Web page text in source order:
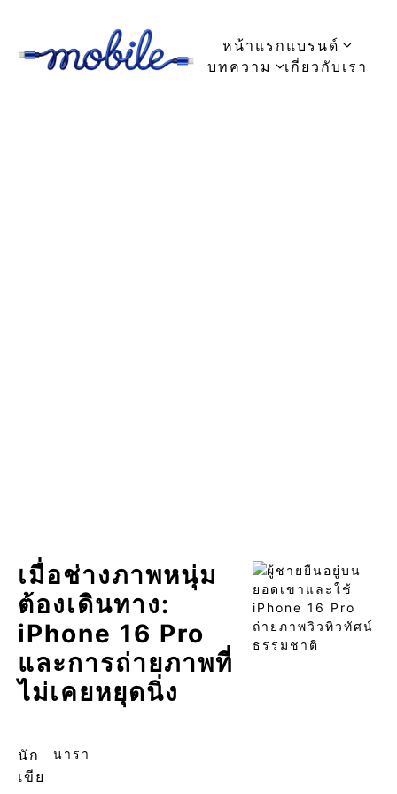
หน้าแรก แบรนด์
บทความ
เกี่ยวกับเรา
เมื่อช่างภาพหนุ่ม
ต้องเดินทาง:
iPhone 16 Pro
และการถ่ายภาพที่
ไม่เคยหยุดนิ่ง
นัก
เขีย
นารา